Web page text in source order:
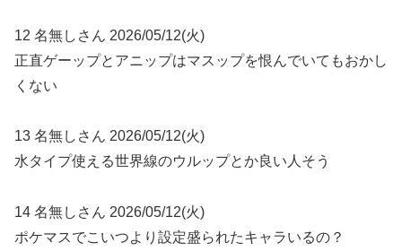
12 名無しさん 2026/05/12(火)
正直ゲーップとアニップはマスップを恨んでいてもおかし
くない
13 名無しさん 2026/05/12(火)
水タイプ使える世界線のウルップとか良い人そう
14 名無しさん 2026/05/12(火)
ポケマスでこいつより設定盛られたキャラいるの？